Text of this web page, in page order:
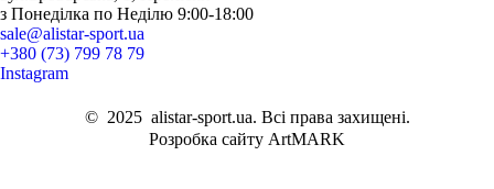
з Понеділка по Неділю 9:00-18:00
sale@alistar-sport.ua
+380 (73) 799 78 79
Instagram
© 2025alistar-sport.ua. Всі права захищені.
Розробка сайту ArtMARK